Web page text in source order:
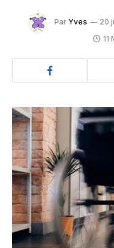
Par Yves 20
11